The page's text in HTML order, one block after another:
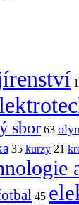
sbor 63
35 kurzy 21
45